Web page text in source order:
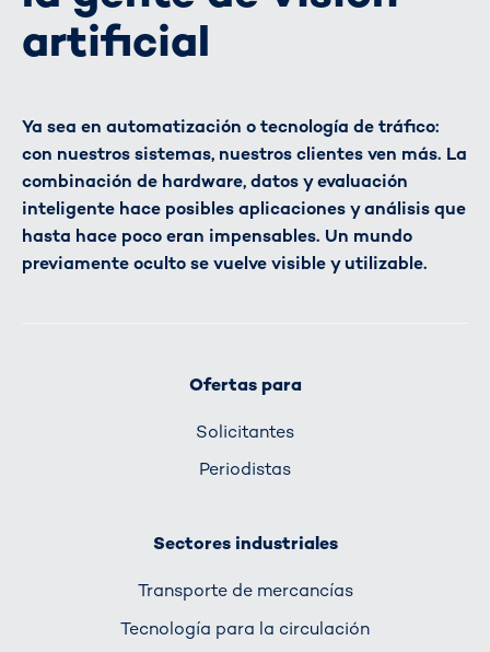
artificial
Ya sea en automatización o tecnología de tráfico:
con nuestros sistemas, nuestros clientes ven más. La
combinación de hardware, datos y evaluación
inteligente hace posibles aplicaciones y análisis que
hasta hace poco eran impensables. Un mundo
previamente oculto se vuelve visible y utilizable.
Ofertas para
Solicitantes
Periodistas
Sectores industriales
Transporte de mercancías
Tecnología para la circulación